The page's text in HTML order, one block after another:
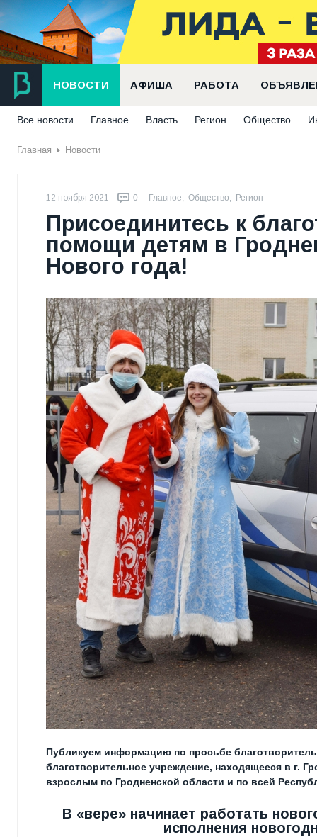
НОВОСТИ АФИША РАБОТА
Все новости Главное Власть Регион Общество
Главная Новости
12 ноября 2021 0 Главное, Общество, Регион
Присоединитесь к
помощи детям в
Нового года!
Публикуем информацию по просьбе
благотворительное учреждение, находящееся в г.
взрослым по Гродненской области и по всей
В «вере» начинает работать
исполнения